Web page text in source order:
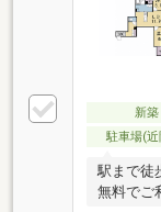
新築
駐車場(近
駅まで徒
無料でご